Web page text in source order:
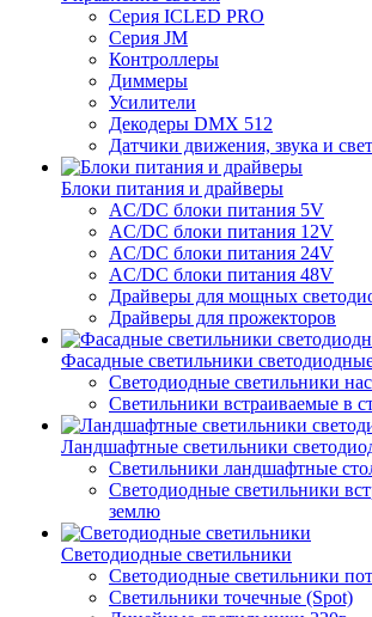
Серия ICLED PRO
Серия JM
Контроллеры
Диммеры
Усилители
Декодеры DMX 512
Датчики движения, звука и
Блоки питания и драйверы
AC/DC блоки питания 5V
AC/DC блоки питания 12V
AC/DC блоки питания 24V
AC/DC блоки питания 48V
Драйверы для мощных
Драйверы для прожекторов
Фасадные светильники
Светодиодные светильники
Светильники встраиваемые в
Ландшафтные светильники
Светильники ландшафтные
Светодиодные светильники
землю
Светодиодные светильники
Светодиодные светильники
Светильники точечные (Spot)